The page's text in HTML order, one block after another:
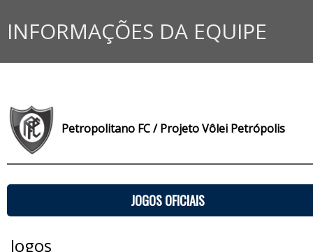
INFORMAÇÕES DA EQUIPE
Petropolitano FC / Projeto Vôlei Petrópolis
JOGOS OFICIAIS
Jogos